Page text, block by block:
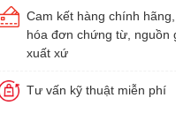
Cam kết hàng chính
hóa đơn chứng từ, nguồn
xuất xứ
Tư vấn kỹ thuật miễn phí